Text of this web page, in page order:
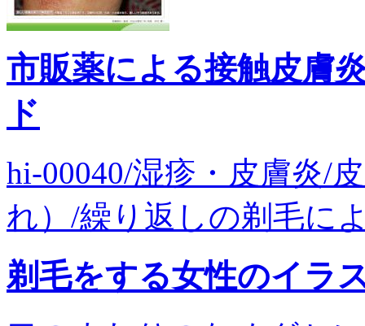
市販薬による接触皮膚
ド
hi-00040/湿疹・皮膚炎/
れ）/繰り返しの剃毛に
剃毛をする女性のイラ